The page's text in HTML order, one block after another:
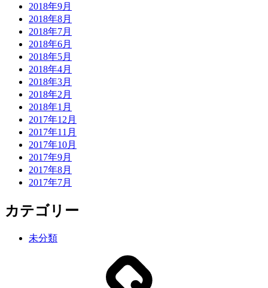
2018年9月
2018年8月
2018年7月
2018年6月
2018年5月
2018年4月
2018年3月
2018年2月
2018年1月
2017年12月
2017年11月
2017年10月
2017年9月
2017年8月
2017年7月
カテゴリー
未分類